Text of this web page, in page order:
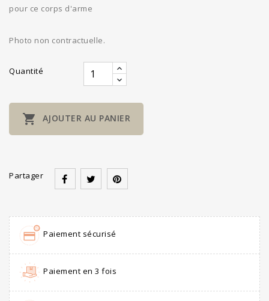
pour ce corps d'arme
Photo non contractuelle.
Quantité
 AJOUTER AU PANIER
Partager
Paiement sécurisé
Paiement en 3 fois